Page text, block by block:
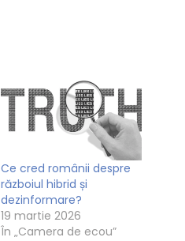
Ce cred românii despre
războiul hibrid și
dezinformare?
19 martie 2026
În „Camera de ecou”